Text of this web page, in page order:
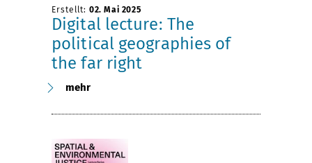
Erstellt: 02. Mai 2025
Digital lecture: The
political geographies of
the far right
mehr